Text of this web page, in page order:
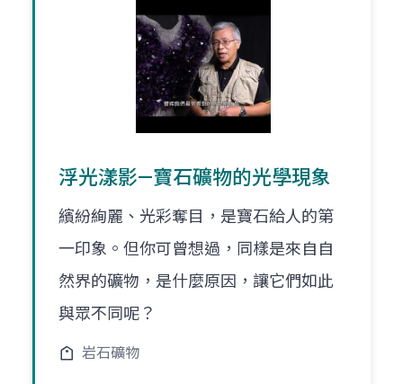
浮光漾影—寶石礦物的光學現象
繽紛絢麗、光彩奪目，是寶石給人的第
一印象。但你可曾想過，同樣是來自自
然界的礦物，是什麼原因，讓它們如此
與眾不同呢？
岩石礦物